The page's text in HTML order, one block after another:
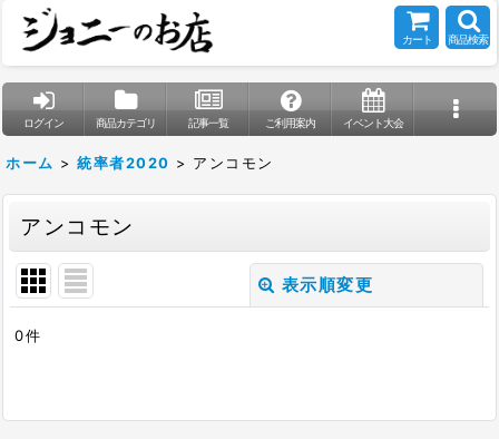
カート 商品検索
ログイン 商品カテゴリ 記事一覧 ご利用案内 イベント大会
ホーム > 統率者2020 > アンコモン
アンコモン
表示順変更
表示数
0件